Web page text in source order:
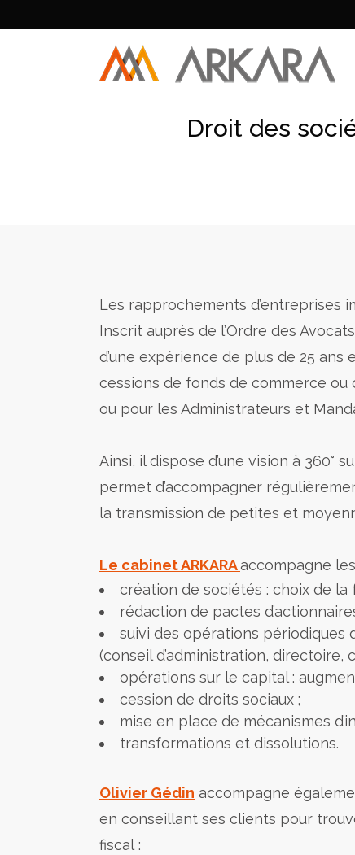
Droit des
Les rapprochements d’entreprises
Inscrit auprès de l’Ordre des
d’une expérience de plus de 25
cessions de fonds de commerce
ou pour les Administrateurs et
Ainsi, il dispose d’une vision à
permet d’accompagner
la transmission de petites et
Le cabinet ARKARAaccompagne
création de sociétés : choix de
rédaction de pactes
suivi des opérations périodiques
(conseil d’administration,
opérations sur le capital :
cession de droits sociaux ;
mise en place de mécanismes
transformations et dissolutions.
Olivier Gédin accompagne
en conseillant ses clients pour
fiscal :